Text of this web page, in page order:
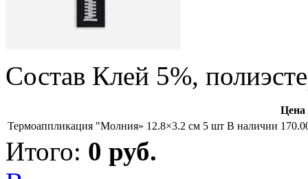
Состав Клей 5%,
Цена
Термоаппликация "Молния» 12.8×3.2 см 5 шт В наличии
Итого: 0 руб.